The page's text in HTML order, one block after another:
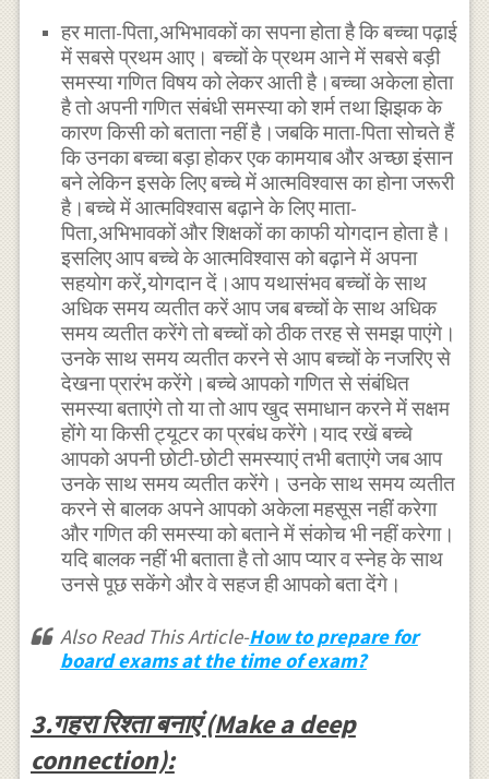
हर माता-पिता,अभिभावकों का सपना होता है कि बच्चा पढ़ाई
में सबसे प्रथम आए। बच्चों के प्रथम आने में सबसे बड़ी
समस्या गणित विषय को लेकर आती है।बच्चा अकेला होता
है तो अपनी गणित संबंधी समस्या को शर्म तथा झिझक के
कारण किसी को बताता नहीं है।जबकि माता-पिता सोचते हैं
कि उनका बच्चा बड़ा होकर एक कामयाब और अच्छा इंसान
बने लेकिन इसके लिए बच्चे में आत्मविश्वास का होना जरूरी
है।बच्चे में आत्मविश्वास बढ़ाने के लिए माता-
पिता,अभिभावकों और शिक्षकों का काफी योगदान होता है।
इसलिए आप बच्चे के आत्मविश्वास को बढ़ाने में अपना
सहयोग करें,योगदान दें।आप यथासंभव बच्चों के साथ
अधिक समय व्यतीत करें आप जब बच्चों के साथ अधिक
समय व्यतीत करेंगे तो बच्चों को ठीक तरह से समझ पाएंगे।
उनके साथ समय व्यतीत करने से आप बच्चों के नजरिए से
देखना प्रारंभ करेंगे।बच्चे आपको गणित से संबंधित
समस्या बताएंगे तो या तो आप खुद समाधान करने में सक्षम
होंगे या किसी ट्यूटर का प्रबंध करेंगे।याद रखें बच्चे
आपको अपनी छोटी-छोटी समस्याएं तभी बताएंगे जब आप
उनके साथ समय व्यतीत करेंगे। उनके साथ समय व्यतीत
करने से बालक अपने आपको अकेला महसूस नहीं करेगा
और गणित की समस्या को बताने में संकोच भी नहीं करेगा।
यदि बालक नहीं भी बताता है तो आप प्यार व स्नेह के साथ
उनसे पूछ सकेंगे और वे सहज ही आपको बता देंगे।
Also Read This Article-How to prepare for
board exams at the time of exam?
3.गहरा रिश्ता बनाएं (Make a deep
connection):